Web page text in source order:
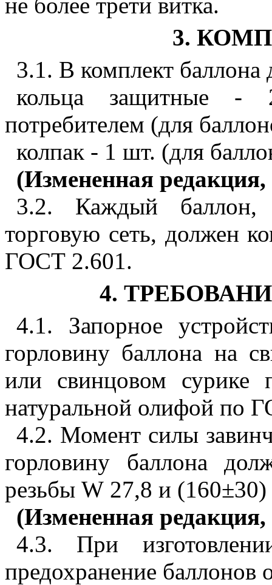
3.
3.1. В комплект
кольца защитные -
потребителем (для
колпак - 1 шт. (для
(Измененная
3.2. Каждый баллон,
торговую сеть, должен
ГОСТ 2.601.
4.
4.1. Запорное
горловину баллона на
или свинцовом сурике
натуральной олифой по
4.2. Момент силы
горловину баллона
резьбы W 27,8 и
(Измененная
4.3. При
предохранение баллонов